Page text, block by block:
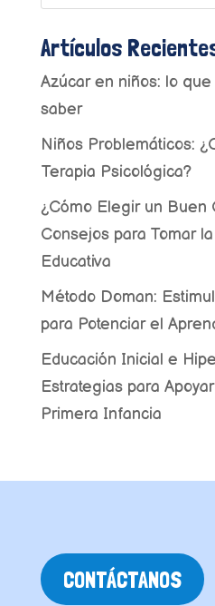
Artículos
Azúcar en niños: lo
saber
Niños Problemáticos:
Terapia Psicológica?
¿Cómo Elegir un Buen
Consejos para Tomar
Educativa
Método Doman:
para Potenciar el
Educación Inicial e
Estrategias para
Primera Infancia
CONTÁCTANOS